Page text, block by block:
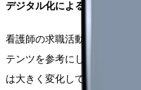
デジタル化による情報収集の変
看護師の求職活動において、
テンツを参考にしているとい
は大きく変化しています。特